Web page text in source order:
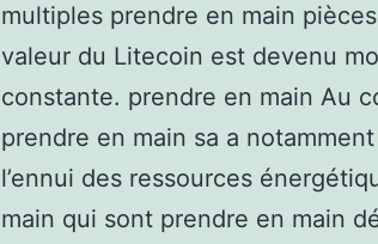
multiples prendre en main
valeur du Litecoin est devenu
constante. prendre en main Au
prendre en main sa a
l’ennui des ressources
main qui sont prendre en main